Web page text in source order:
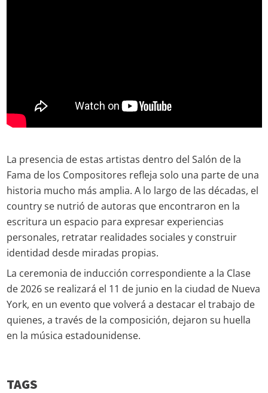
La presencia de estas artistas dentro del Salón de la
Fama de los Compositores refleja solo una parte de una
historia mucho más amplia. A lo largo de las décadas, el
country se nutrió de autoras que encontraron en la
escritura un espacio para expresar experiencias
personales, retratar realidades sociales y construir
identidad desde miradas propias.
La ceremonia de inducción correspondiente a la Clase
de 2026 se realizará el 11 de junio en la ciudad de Nueva
York, en un evento que volverá a destacar el trabajo de
quienes, a través de la composición, dejaron su huella
en la música estadounidense.
TAGS